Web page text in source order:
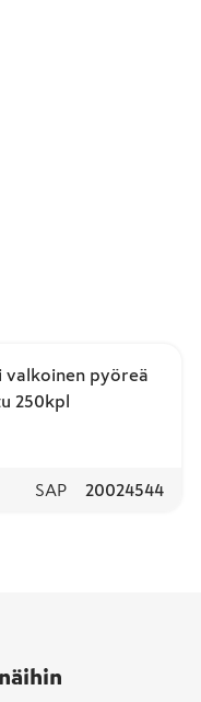
valkoinen pyöreä
250kpl
SAP 20024544